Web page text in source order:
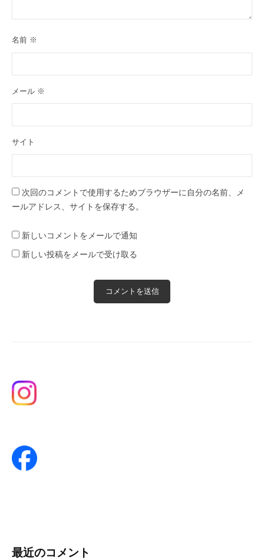
名前 ※
メール ※
サイト
次回のコメントで使用するためブラウザーに自分の名前、メ
ールアドレス、サイトを保存する。
新しいコメントをメールで通知
新しい投稿をメールで受け取る
最近のコメント